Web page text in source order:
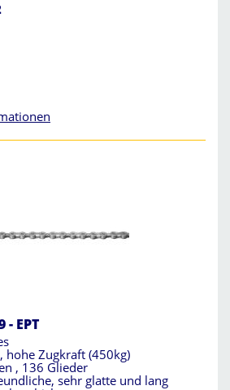
- EPT
hohe Zugkraft (450kg)
, 136 Glieder
sehr glatte und lang